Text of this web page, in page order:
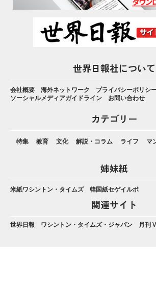
世界日報社について
会社概要 海外ネットワーク
プライバシーポリシ
ソーシャルメディアガイドライン
お問い合わせ
カテゴリー
特集 教育 文化 解説・コラム ライフ マ
姉妹紙
米紙ワシントン・タイムズ 韓国紙セゲイルボ
関連サイト
世界日報 ワシントン・タイムズ・ジャパン 月刊